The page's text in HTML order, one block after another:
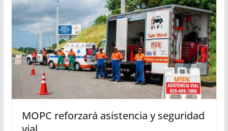
MOPC reforzará asistencia y seguridad